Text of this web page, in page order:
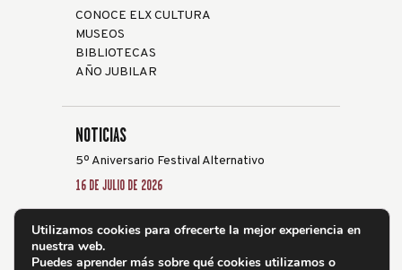
CONOCE ELX CULTURA
MUSEOS
BIBLIOTECAS
AÑO JUBILAR
NOTICIAS
5º Aniversario Festival Alternativo
16 DE JULIO DE 2026
Guitarra ‘Ciutat d’Elx’ del 24 al 31 de julio
19 DE JUNIO DE 2026
Utilizamos cookies para ofrecerte la mejor experiencia en
nuestra web.
Puedes aprender más sobre qué cookies utilizamos o